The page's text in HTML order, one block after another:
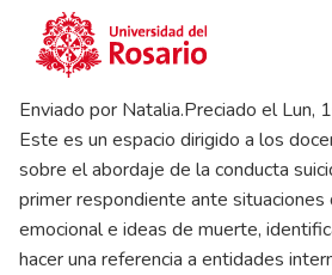
Pasar al contenido principal
Enviado por Natalia.Preciado elLun,
Este es un espacio dirigido a los
sobre el abordaje de la conducta
primer respondiente ante situaciones
emocional e ideas de muerte,
hacer una referencia a entidades